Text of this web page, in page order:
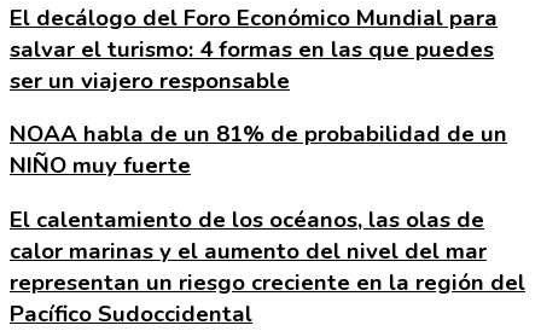
El decálogo del Foro Económico Mundial para
salvar el turismo: 4 formas en las que puedes
ser un viajero responsable
NOAA habla de un 81% de probabilidad de un
NIÑO muy fuerte
El calentamiento de los océanos, las olas de
calor marinas y el aumento del nivel del mar
representan un riesgo creciente en la región del
Pacífico Sudoccidental